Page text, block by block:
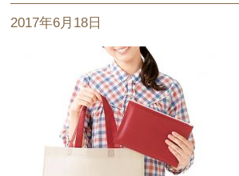
2017年6月18日